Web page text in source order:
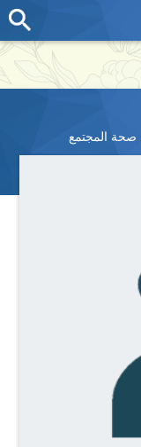
صحة المجتمع